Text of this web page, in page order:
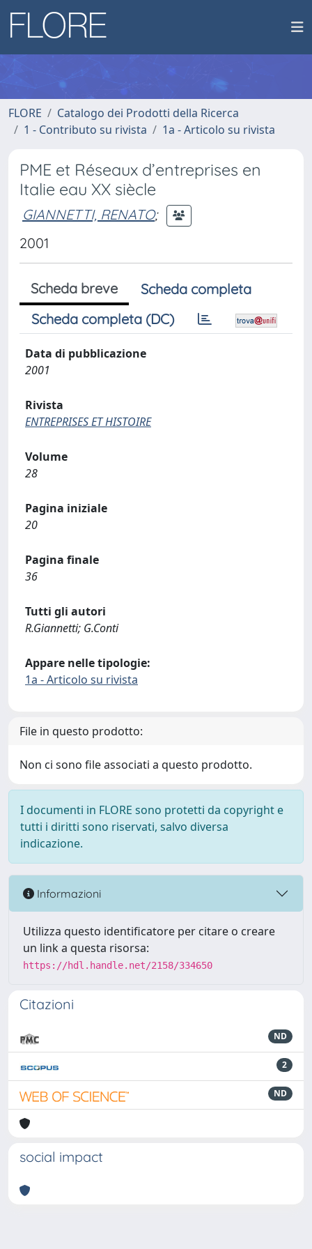
FLORE
Catalogo dei Prodotti della Ricerca
1 - Contributo su rivista
1a - Articolo su rivista
PME et Réseaux d’entreprises en
Italie eau XX siècle
GIANNETTI, RENATO;
2001
Scheda breve
Scheda completa
Scheda completa (DC)
Data di pubblicazione
2001
Rivista
ENTREPRISES ET HISTOIRE
Volume
28
Pagina iniziale
20
Pagina finale
36
Tutti gli autori
R.Giannetti; G.Conti
Appare nelle tipologie:
1a - Articolo su rivista
File in questo prodotto:
Non ci sono file associati a questo prodotto.
I documenti in FLORE sono protetti da copyright e
tutti i diritti sono riservati, salvo diversa
indicazione.
Informazioni
Utilizza questo identificatore per citare o creare
un link a questa risorsa:
https://hdl.handle.net/2158/334650
Citazioni
ND
2
ND
social impact